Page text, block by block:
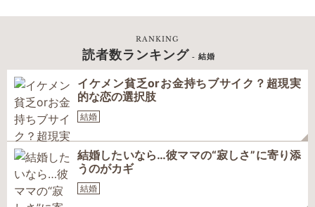
RANKING
読者数ランキング - 結婚
イケメン貧乏orお金持ちブサイク？超現実
的な恋の選択肢
結婚
結婚したいなら…彼ママの“寂しさ”に寄り添
うのがカギ
結婚